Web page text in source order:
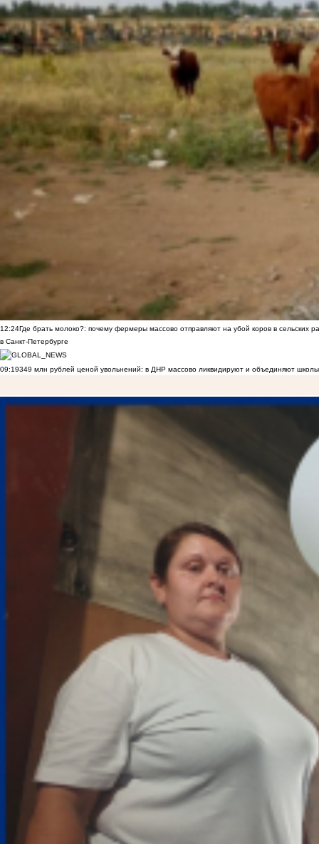
12:24Где брать молоко?: почему фермеры массово отправляют на убой коров в сельских
в Санкт-Петербурге
09:19349 млн рублей ценой увольнений: в ДНР массово ликвидируют и объединяют